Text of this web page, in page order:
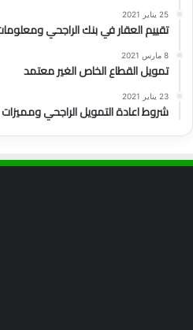
25 يناير 2021
تقييم العقار في بنك الراجحي
8 مارس 2021
تمويل القطاع الخاص الغير معتمد
23 يناير 2021
شروط اعادة التمويل الراجحي